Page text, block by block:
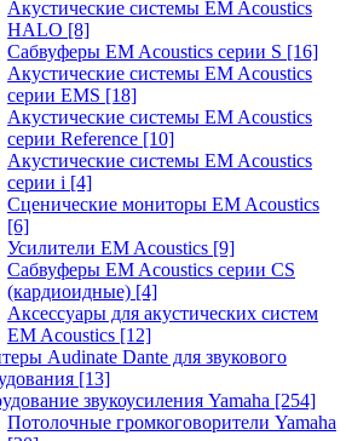
Акустические системы EM Acoustics
HALO [8]
Сабвуферы EM Acoustics серии S [16]
Акустические системы EM Acoustics
серии EMS [18]
Акустические системы EM Acoustics
серии Reference [10]
Акустические системы EM Acoustics
серии i [4]
Сценические мониторы EM Acoustics
[6]
Усилители EM Acoustics [9]
Сабвуферы EM Acoustics серии CS
(кардиоидные) [4]
Аксессуары для акустических систем
EM Acoustics [12]
Audinate Dante для звукового
[13]
звукоусиления Yamaha [254]
Потолочные громкоговорители Yamaha